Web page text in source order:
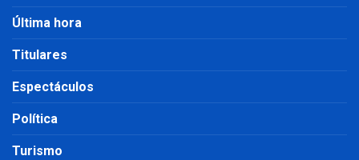
Última hora
Titulares
Espectáculos
Política
Turismo